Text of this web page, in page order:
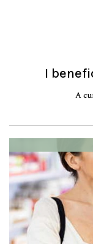
I
A